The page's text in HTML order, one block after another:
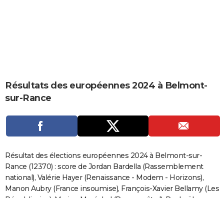
Carte de Noël
Carte Bonne année
Carte Saint-Valentin
Carte Pâques
Carte d'anniversaire
COPAINS D'AVANT
AVIS DE DÉCÈS
FORUM
Bricolage
Lifestyle
Culture
Sport
Auto
Television
Voyage
Cinema
Résultats des européennes 2024 à Belmont-
sur-Rance
Résultat des élections européennes 2024 à Belmont-sur-
Rance (12370) : score de Jordan Bardella (Rassemblement
national), Valérie Hayer (Renaissance - Modem - Horizons),
Manon Aubry (France insoumise), François-Xavier Bellamy (Les